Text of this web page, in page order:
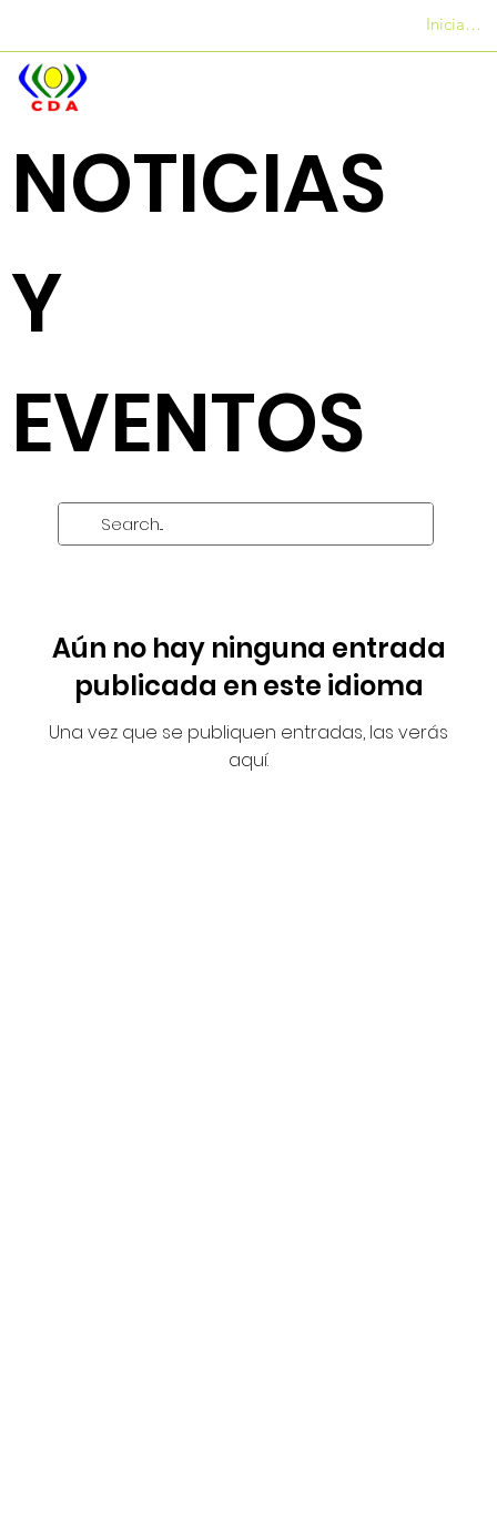
Iniciar
Aún no hay ninguna entrada
publicada en este idioma
Una vez que se publiquen entradas, las verás
aquí.
NOTICIAS
Y
EVENTOS